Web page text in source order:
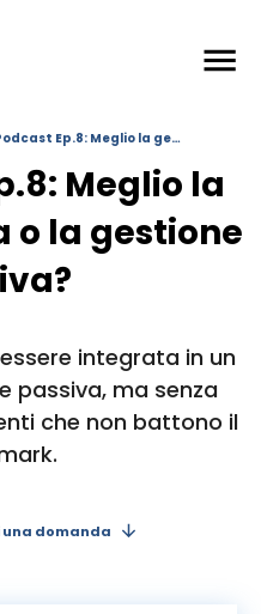
Ep.8: Meglio la ge…
Meglio la
o la gestione
integrata in un
passiva, ma senza
che non battono il
una domanda
INVESTIRE IN BORSA
+